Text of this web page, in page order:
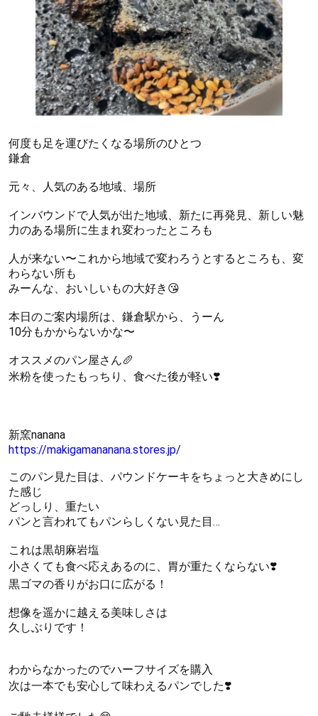
何度も足を運びたくなる場所のひとつ
鎌倉
元々、人気のある地域、場所
インバウンドで人気が出た地域、新たに再発見、新しい魅
力のある場所に生まれ変わったところも
人が来ない〜これから地域で変わろうとするところも、変
わらない所も
みーんな、おいしいもの大好き😘
本日のご案内場所は、鎌倉駅から、うーん
10分もかからないかな〜
オススメのパン屋さん🥖
米粉を使ったもっちり、食べた後が軽い❣️
新窯nanana
https://makigamananana.stores.jp/
このパン見た目は、パウンドケーキをちょっと大きめにし
た感じ
どっしり、重たい
パンと言われてもパンらしくない見た目…
これは黒胡麻岩塩
小さくても食べ応えあるのに、胃が重たくならない❣️
黒ゴマの香りがお口に広がる！
想像を遥かに越える美味しさは
久しぶりです！
わからなかったのでハーフサイズを購入
次は一本でも安心して味わえるパンでした❣️